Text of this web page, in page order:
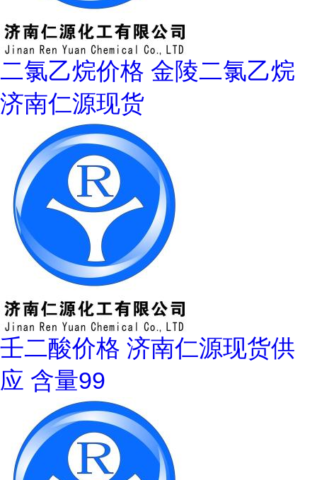
二氯乙烷价格 金陵二氯乙烷
济南仁源现货
壬二酸价格 济南仁源现货供
应 含量99